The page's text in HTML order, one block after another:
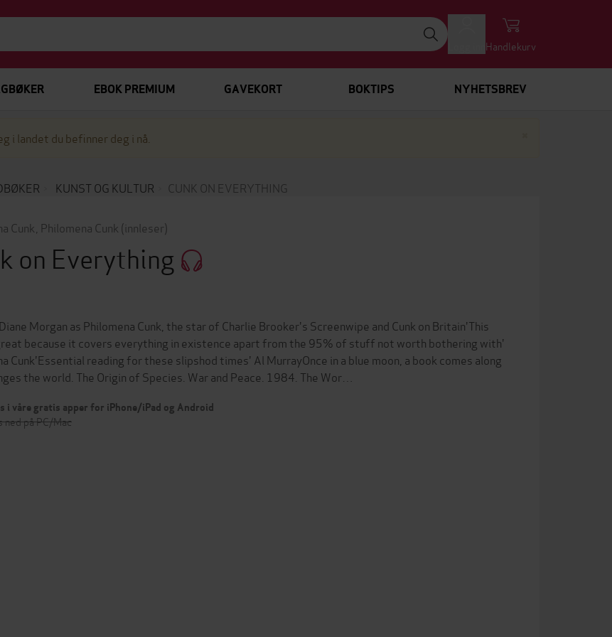
Handlekurv
EBOK PREMIUM GAVEKORT BOKTIPS NYHETSBREV
i landet du befinner deg i nå.
KUNST OG KULTUR CUNK ON EVERYTHING
Cunk Philomena Cunk (innleser)
on Everything
Morgan as Philomena Cunk, the star of Charlie Brooker's Screenwipe and Cunk on Britain'This
because it covers everything in existence apart from the 95% of stuff not worth bothering with'
Cunk'Essential reading for these slipshod times' Al MurrayOnce in a blue moon, a book comes along
the world. The Origin of Species. War and Peace. 1984. The Wor…
i våre gratis apper for iPhone/iPad og Android
ned på PC/Mac